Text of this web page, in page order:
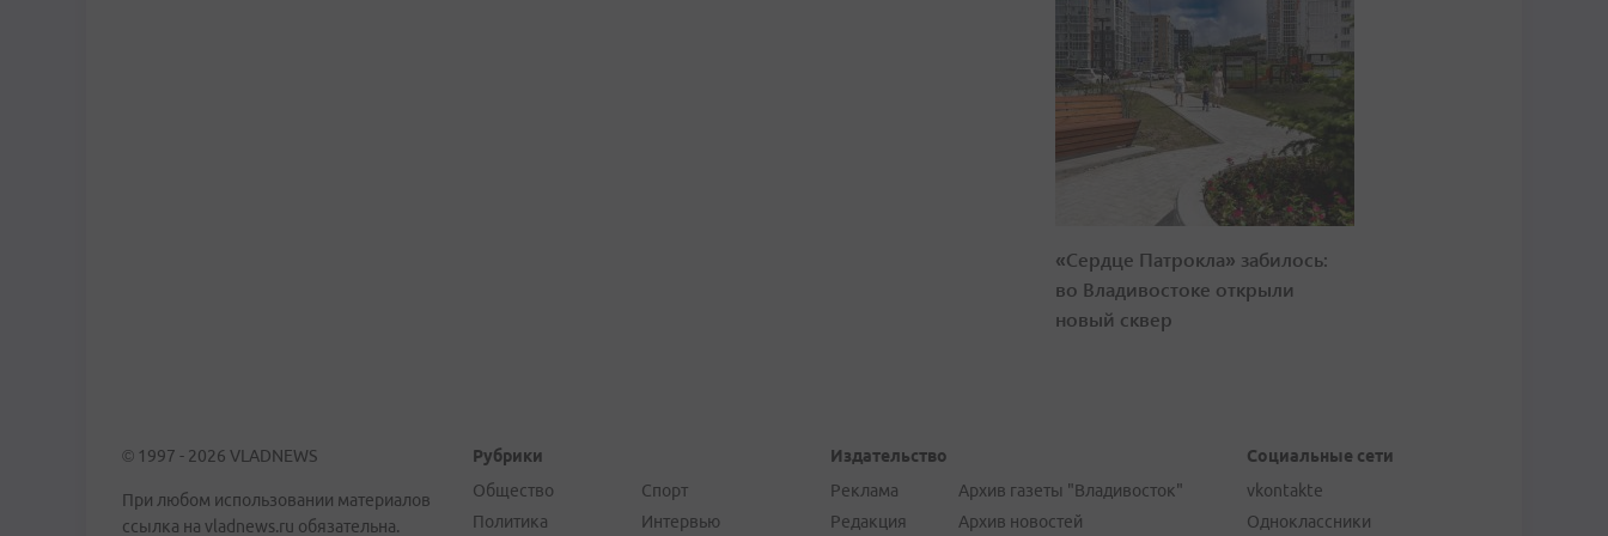
«Сердце Патрокла» забилось:
во Владивостоке открыли
новый сквер
© 1997 - 2026 VLADNEWS
При любом использовании материалов
ссылка на vladnews.ru обязательна.
Рубрики
Общество
Политика
Спорт
Интервью
Издательство
Реклама
Редакция
Архив газеты "Владивосток"
Архив новостей
Социальные сети
vkontakte
Одноклассники